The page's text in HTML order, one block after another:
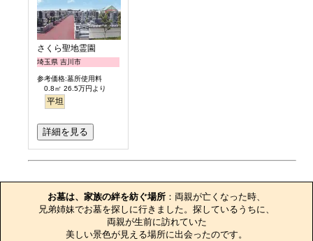
さくら聖地霊園
埼玉県 吉川市
参考価格:墓所使用料
0.8㎡ 26.5万円より
平坦
詳細を見る
お墓は、家族の絆を紡ぐ場所 ：両親が亡くなった時、
兄弟姉妹でお墓を探しに行きました。探しているうちに、
両親が生前に訪れていた
美しい景色が見える場所に出会ったのです。